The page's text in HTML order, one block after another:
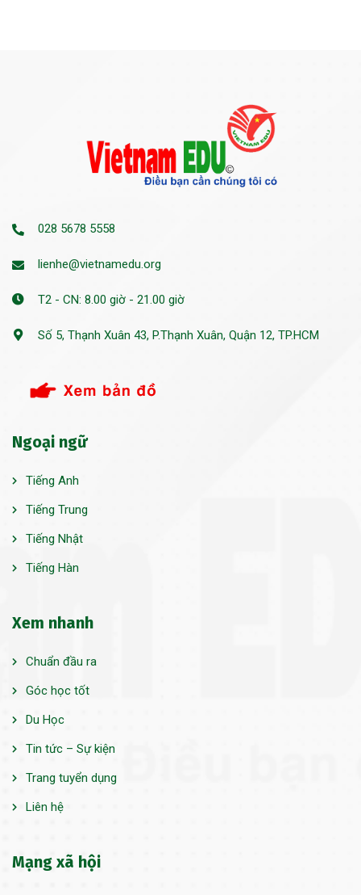
028 5678 5558
lienhe@vietnamedu.org
T2 - CN: 8.00 giờ - 21.00 giờ
Số 5, Thạnh Xuân 43, P.Thạnh Xuân, Quận 12, TP.HCM
Ngoại ngữ
Tiếng Anh
Tiếng Trung
Tiếng Nhật
Tiếng Hàn
Xem nhanh
Chuẩn đầu ra
Góc học tốt
Du Học
Tin tức – Sự kiện
Trang tuyển dụng
Liên hệ
Mạng xã hội